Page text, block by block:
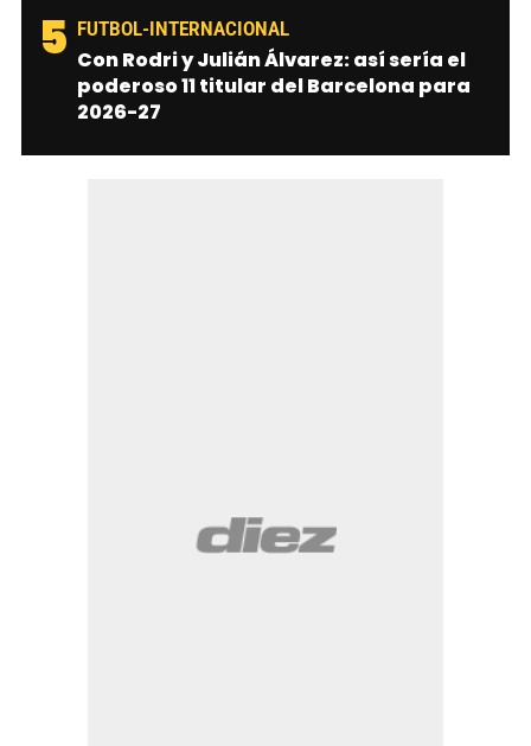
5 FUTBOL-INTERNACIONAL
Con Rodri y Julián Álvarez: así sería el
poderoso 11 titular del Barcelona para
2026-27